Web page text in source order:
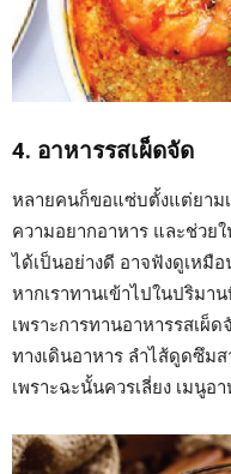
4. อาหารรสเผ็ดจัด
หลายคนก็ขอแซ่บตั้งแต่ยาม
ความอยากอาหาร และช่วย
ได้เป็นอย่างดี อาจฟังดูเหมื
หากเราทานเข้าไปในปริมา
เพราะการทานอาหารรสเผ็
ทางเดินอาหาร ลำไส้ดูดซึมส
เพราะฉะนั้นควรเลี่ยง เมนูอ